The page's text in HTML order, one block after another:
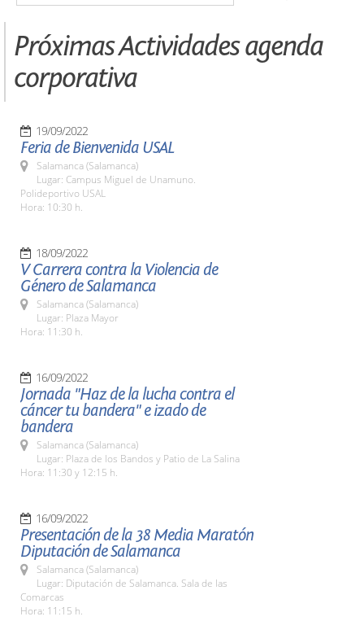
Próximas Actividades agenda
corporativa
19/09/2022
Feria de Bienvenida USAL
Salamanca (Salamanca)
Lugar: Campus Miguel de Unamuno.
Polideportivo USAL
Hora: 10:30 h.
18/09/2022
V Carrera contra la Violencia de
Género de Salamanca
Salamanca (Salamanca)
Lugar: Plaza Mayor
Hora: 11:30 h.
16/09/2022
Jornada "Haz de la lucha contra el
cáncer tu bandera" e izado de
bandera
Salamanca (Salamanca)
Lugar: Plaza de los Bandos y Patio de La Salina
Hora: 11:30 y 12:15 h.
16/09/2022
Presentación de la 38 Media Maratón
Diputación de Salamanca
Salamanca (Salamanca)
Lugar: Diputación de Salamanca. Sala de las
Comarcas
Hora: 11:15 h.